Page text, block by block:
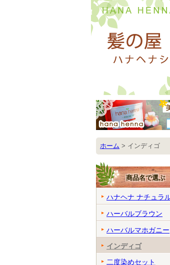
ホーム > インディゴ
商品名で選ぶ
ハナヘナ ナチュラ
ハーバルブラウン
ハーバルマホガニー
インディゴ
二度染めセット